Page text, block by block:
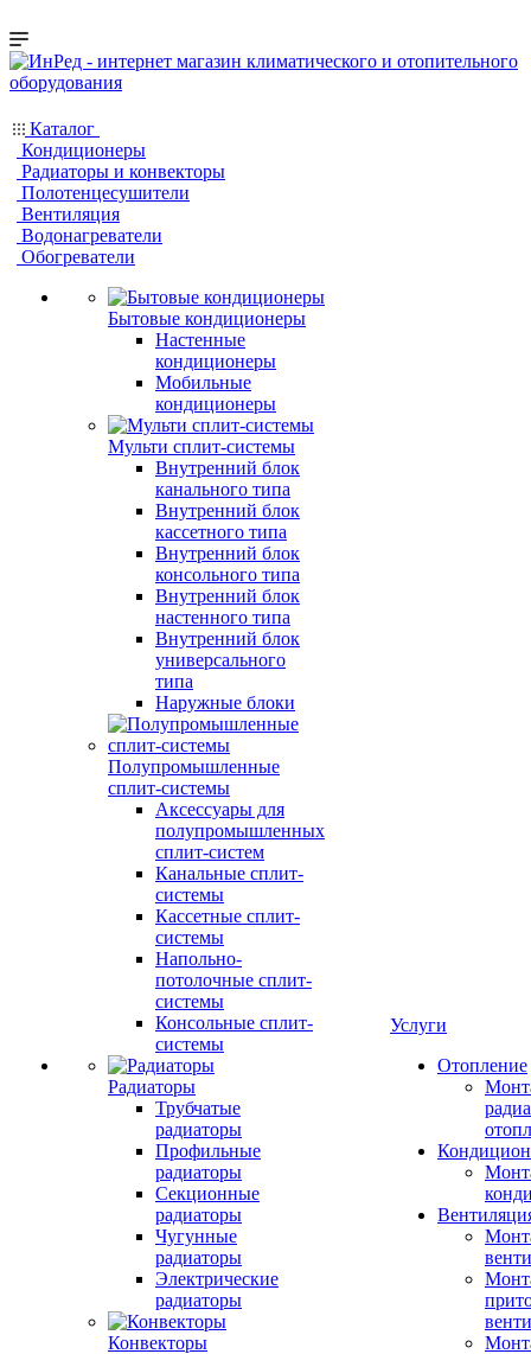
Каталог
Кондиционеры
Радиаторы и конвекторы
Полотенцесушители
Вентиляция
Водонагреватели
Обогреватели
Бытовые кондиционеры
Настенные
кондиционеры
Мобильные
кондиционеры
Мульти сплит-системы
Внутренний блок
канального типа
Внутренний блок
кассетного типа
Внутренний блок
консольного типа
Внутренний блок
настенного типа
Внутренний блок
универсального
типа
Наружные блоки
Полупромышленные
сплит-системы
Аксессуары для
полупромышленных
сплит-систем
Канальные сплит-
системы
Кассетные сплит-
системы
Напольно-
потолочные сплит-
системы
Консольные сплит-
системы
Радиаторы
Трубчатые
радиаторы
Профильные
радиаторы
Секционные
радиаторы
Чугунные
радиаторы
Электрические
радиаторы
Конвекторы
Услуги
Отопление